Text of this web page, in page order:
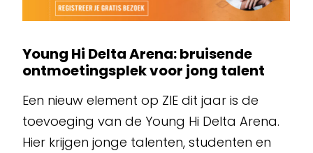
Young Hi Delta Arena: bruisende
ontmoetingsplek voor jong talent
Een nieuw element op ZIE dit jaar is de
toevoeging van de Young Hi Delta Arena.
Hier krijgen jonge talenten, studenten en